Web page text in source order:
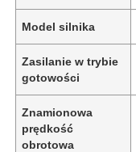
Model silnika
Zasilanie w trybie
gotowości
Znamionowa
prędkość
obrotowa